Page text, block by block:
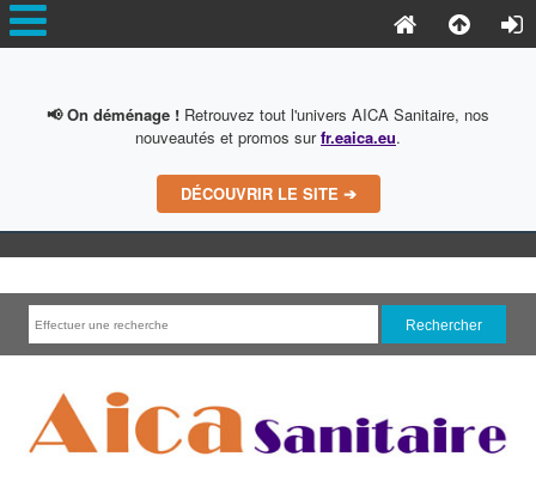
📢 On déménage ! Retrouvez tout l'univers AICA Sanitaire, nos
nouveautés et promos surfr.eaica.eu.
DÉCOUVRIR LE SITE ➔